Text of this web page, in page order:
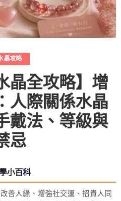
晶攻略
晶全攻略】增
人際關係水晶
戴法、等級與
忌
小百科
善人緣、增強社交運、招貴人同